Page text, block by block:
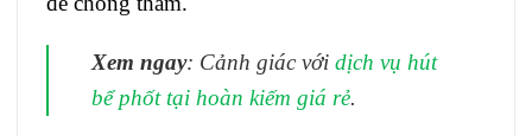
Xem ngay: Cảnh giác với dịch vụ hút
bể phốt tại hoàn kiếm giá rẻ.